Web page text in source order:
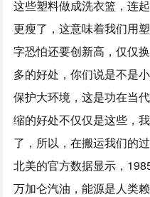
这些塑料做成洗衣篮，连
更瘦了，这意味着我们用
字恐怕还要创新高，仅仅
多的好处，你们说是不是
保护大环境，这是功在当
缩的好处不仅仅是这些，
了，所以，在搬运我们的
北美的官方数据显示，
万加仑汽油，能源是人类